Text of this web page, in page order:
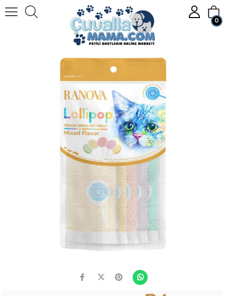
Member Login Sign up
0
Kedi Mamaları Kedi Ödül Maması